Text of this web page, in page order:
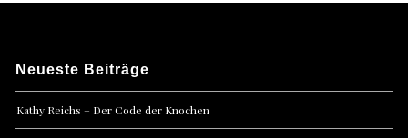
Neueste Beiträge
Kathy Reichs – Der Code der Knochen